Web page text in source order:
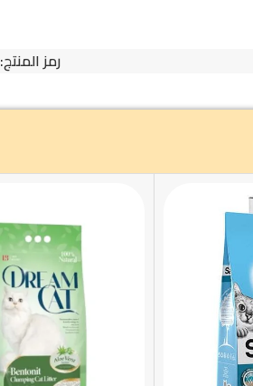
رمز المنتج: